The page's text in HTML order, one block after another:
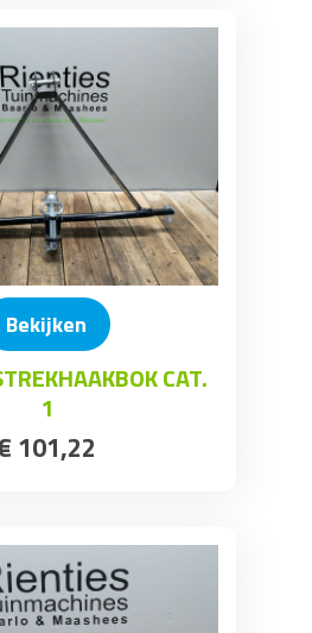
Bekijken
CAT.
1
101,22